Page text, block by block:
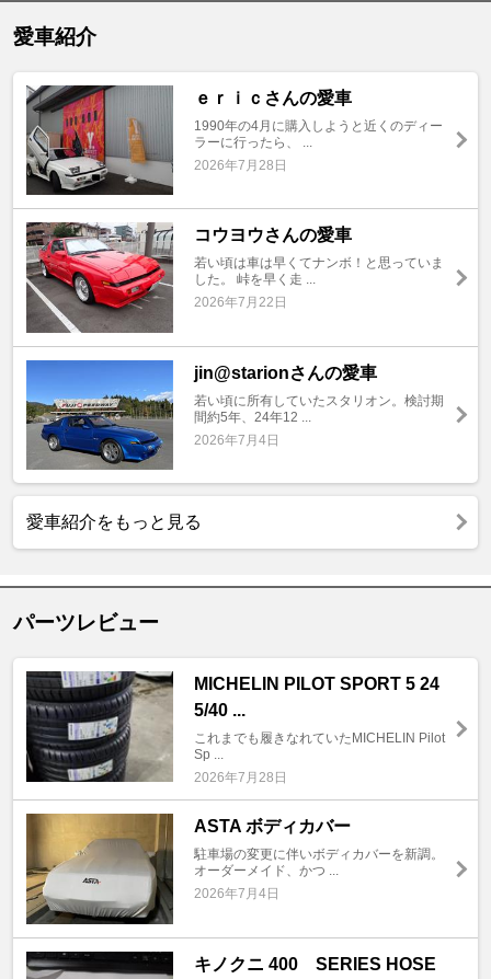
愛車紹介
ｅｒｉｃさんの愛車
1990年の4月に購入しようと近くのディー
ラーに行ったら、 ...
2026年7月28日
コウヨウさんの愛車
若い頃は車は早くてナンボ！と思っていま
した。 峠を早く走 ...
2026年7月22日
jin@starionさんの愛車
若い頃に所有していたスタリオン。検討期
間約5年、24年12 ...
2026年7月4日
愛車紹介をもっと見る
パーツレビュー
MICHELIN PILOT SPORT 5 24
5/40 ...
これまでも履きなれていたMICHELIN Pilot
Sp ...
2026年7月28日
ASTA ボディカバー
駐車場の変更に伴いボディカバーを新調。
オーダーメイド、かつ ...
2026年7月4日
キノクニ 400 SERIES HOSE